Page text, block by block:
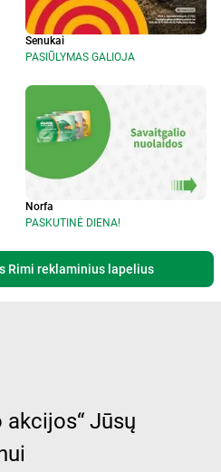
Senukai
PASIŪLYMAS GALIOJA
Norfa
PASKUTINĖ DIENA!
Rimi reklaminius lapelius
akcijos“ Jūsų